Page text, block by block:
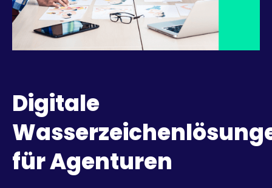
Digitale
für Agenturen